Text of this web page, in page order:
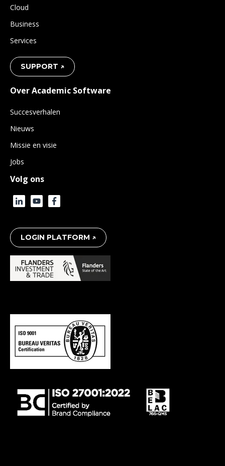
Cloud
Business
Services
SUPPORT ↗
Over Academic Software
Succesverhalen
Nieuws
Missie en visie
Jobs
Volg ons
LOGIN PLATFORM ↗